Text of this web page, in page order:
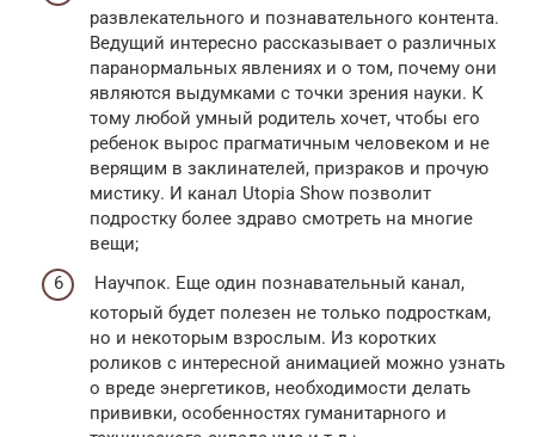
развлекательного и познавательного контента.
Ведущий интересно рассказывает о различных
паранормальных явлениях и о том, почему они
являются выдумками с точки зрения науки. К
тому любой умный родитель хочет, чтобы его
ребенок вырос прагматичным человеком и не
верящим в заклинателей, призраков и прочую
мистику. И канал Utopia Show позволит
подростку более здраво смотреть на многие
вещи;
Научпок. Еще один познавательный канал,
который будет полезен не только подросткам,
но и некоторым взрослым. Из коротких
роликов с интересной анимацией можно узнать
о вреде энергетиков, необходимости делать
прививки, особенностях гуманитарного и